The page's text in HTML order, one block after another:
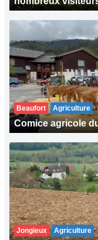
Beaufort Agriculture
Comice agricole
Jongieux Agriculture